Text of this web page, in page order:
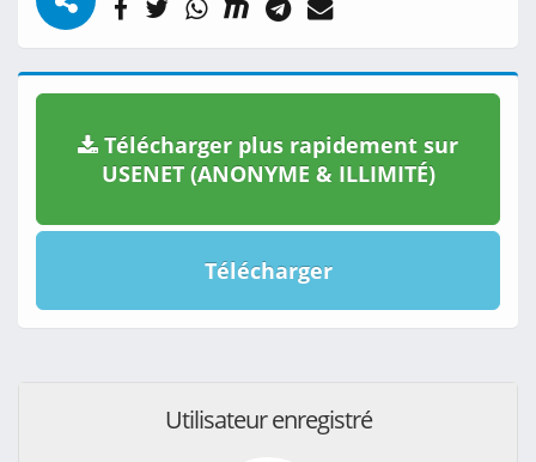
Télécharger plus rapidement sur
USENET (ANONYME & ILLIMITÉ)
Télécharger
Utilisateur enregistré